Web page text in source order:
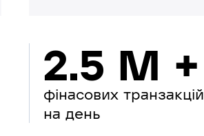
2.5 M +
фінасових транзакцій
на день